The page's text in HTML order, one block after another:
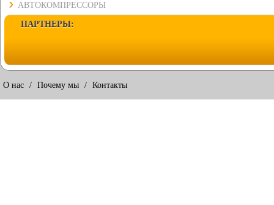
АВТОКОМПРЕССОРЫ
ПАРТНЕРЫ:
О нас / Почему мы / Контакты